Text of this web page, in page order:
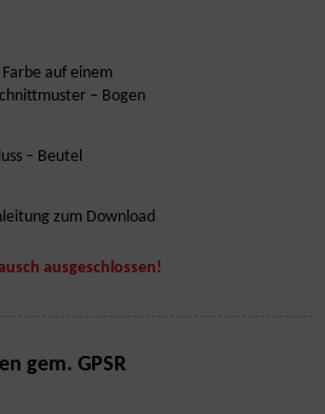
auf einem
– Bogen
– Beutel
zum Download
ausgeschlossen!
gem. GPSR